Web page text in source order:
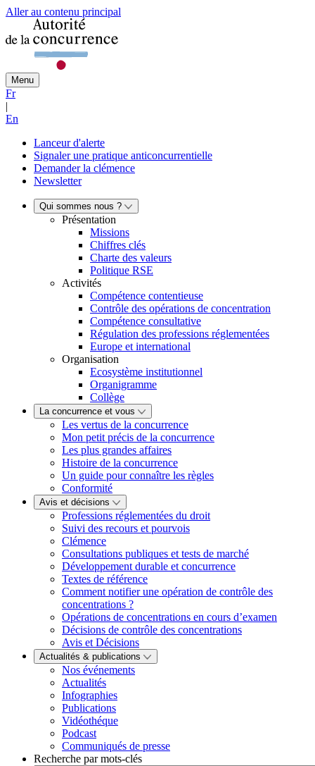
Aller au contenu principal
Menu
Fr
|
En
Lanceur d'alerte
Signaler une pratique anticoncurrentielle
Demander la clémence
Newsletter
Qui sommes nous ?
Présentation
Missions
Chiffres clés
Charte des valeurs
Politique RSE
Activités
Compétence contentieuse
Contrôle des opérations de concentration
Compétence consultative
Régulation des professions réglementées
Europe et international
Organisation
Ecosystème institutionnel
Organigramme
Collège
La concurrence et vous
Les vertus de la concurrence
Mon petit précis de la concurrence
Les plus grandes affaires
Histoire de la concurrence
Un guide pour connaître les règles
Conformité
Avis et décisions
Professions réglementées du droit
Suivi des recours et pourvois
Clémence
Consultations publiques et tests de marché
Développement durable et concurrence
Textes de référence
Comment notifier une opération de contrôle des
concentrations ?
Opérations de concentrations en cours d’examen
Décisions de contrôle des concentrations
Avis et Décisions
Actualités & publications
Nos événements
Actualités
Infographies
Publications
Vidéothéque
Podcast
Communiqués de presse
Recherche par mots-clés